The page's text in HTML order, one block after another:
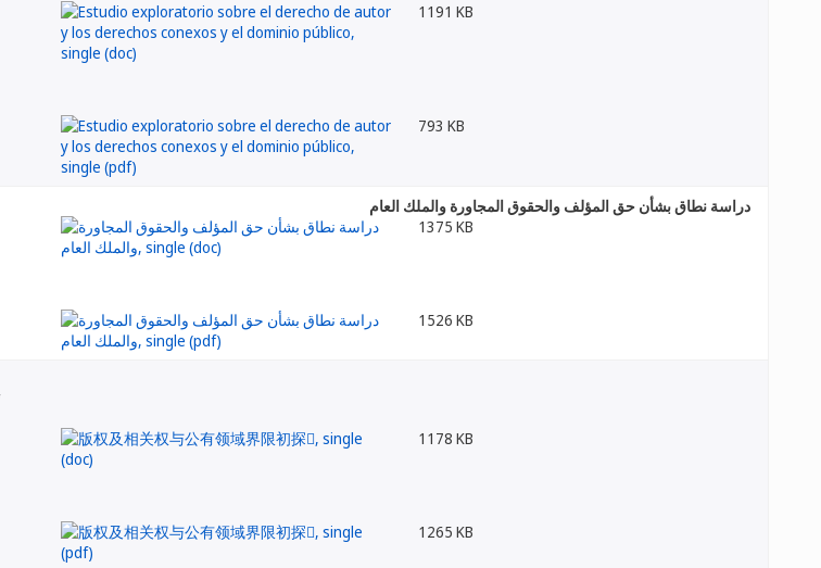
1191 KB
793 KB
دراسة نطاق بشأن حق المؤلف والحقوق المجاورة والملك العام
1375 KB
1526 KB
1178 KB
1265 KB